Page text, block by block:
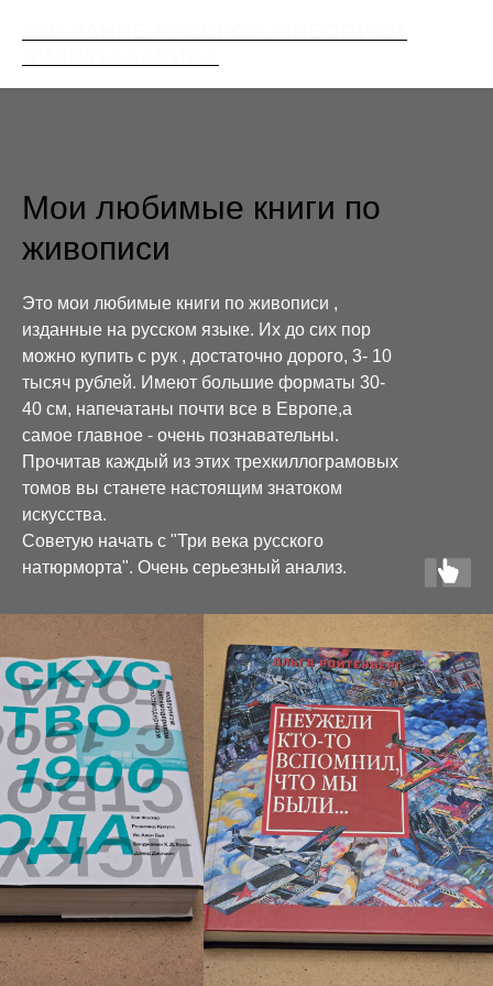
Мои любимые книги по
живописи
Это мои любимые книги по живописи ,
изданные на русском языке. Их до сих пор
можно купить с рук , достаточно дорого, 3- 10
тысяч рублей. Имеют большие форматы 30-
40 см, напечатаны почти все в Европе,а
самое главное - очень познавательны.
Прочитав каждый из этих трехкиллограмовых
томов вы станете настоящим знатоком
искусства.
Советую начать с "Три века русского
натюрморта". Очень серьезный анализ.